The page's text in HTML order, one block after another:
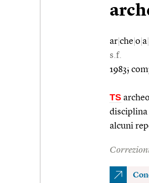
ar che o a
s.f.
1983;
TS
disciplina
alcuni